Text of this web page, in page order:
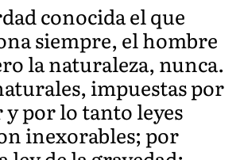
conocida el que
siempre, el hombre
la naturaleza, nunca.
impuestas por
y por lo tanto leyes
inexorables; por